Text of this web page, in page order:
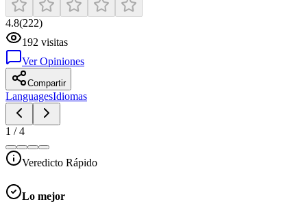
4.8(222)
192 visitas
Ver Opiniones
Compartir
LanguagesIdiomas
1 /4
Veredicto Rápido
Lo mejor